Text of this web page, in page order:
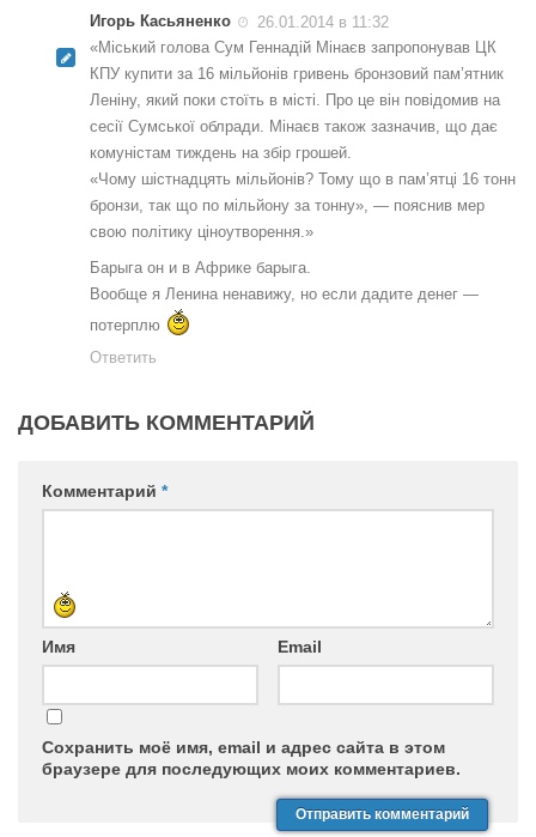
Игорь Касьяненко
26.01.2014 в 11:32
«Міський голова Сум Геннадій Мінаєв запропонував ЦК
КПУ купити за 16 мільйонів гривень бронзовий пам’ятник
Леніну, який поки стоїть в місті. Про це він повідомив на
сесії Сумської облради. Мінаєв також зазначив, що дає
комуністам тиждень на збір грошей.
«Чому шістнадцять мільйонів? Тому що в пам’ятці 16 тонн
бронзи, так що по мільйону за тонну», — пояснив мер
свою політику ціноутворення.»
Барыга он и в Африке барыга.
Вообще я Ленина ненавижу, но если дадите денег —
потерплю
Ответить
ДОБАВИТЬ КОММЕНТАРИЙ
Комментарий *
Имя Email
Сохранить моё имя, email и адрес сайта в этом
браузере для последующих моих комментариев.